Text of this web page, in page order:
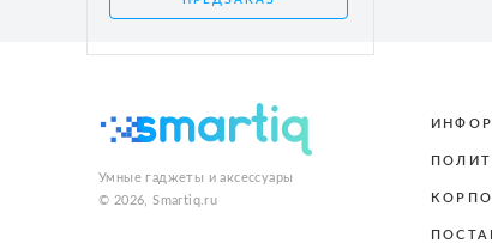
Умные гаджеты и аксессуары
© 2026, Smartiq.ru